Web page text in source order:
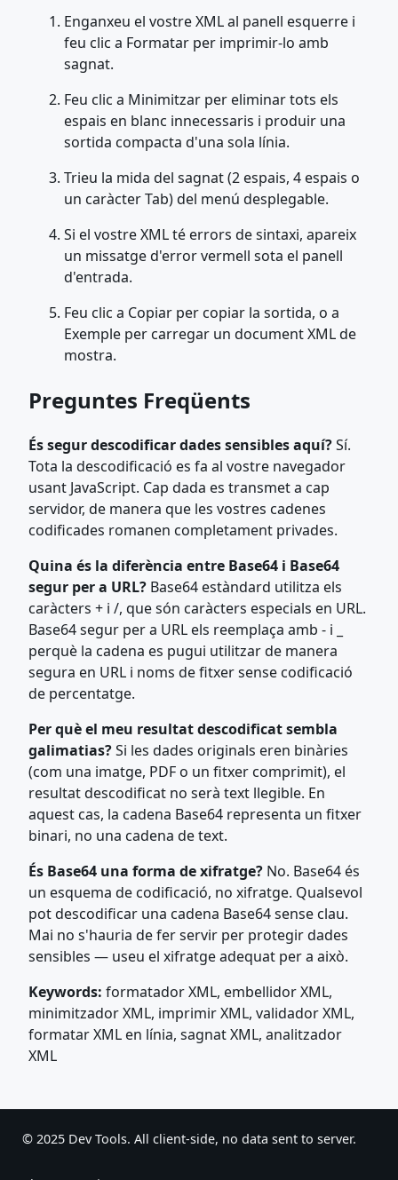
Enganxeu el vostre XML al panell esquerre i
feu clic a Formatar per imprimir-lo amb
sagnat.
Feu clic a Minimitzar per eliminar tots els
espais en blanc innecessaris i produir una
sortida compacta d'una sola línia.
Trieu la mida del sagnat (2 espais, 4 espais o
un caràcter Tab) del menú desplegable.
Si el vostre XML té errors de sintaxi, apareix
un missatge d'error vermell sota el panell
d'entrada.
Feu clic a Copiar per copiar la sortida, o a
Exemple per carregar un document XML de
mostra.
Preguntes Freqüents
És segur descodificar dades sensibles aquí?Sí.
Tota la descodificació es fa al vostre navegador
usant JavaScript. Cap dada es transmet a cap
servidor, de manera que les vostres cadenes
codificades romanen completament privades.
Quina és la diferència entre Base64 i Base64
segur per a URL? Base64 estàndard utilitza els
caràcters + i /, que són caràcters especials en URL.
Base64 segur per a URL els reemplaça amb - i _
perquè la cadena es pugui utilitzar de manera
segura en URL i noms de fitxer sense codificació
de percentatge.
Per què el meu resultat descodificat sembla
galimatias?Si les dades originals eren binàries
(com una imatge, PDF o un fitxer comprimit), el
resultat descodificat no serà text llegible. En
aquest cas, la cadena Base64 representa un fitxer
binari, no una cadena de text.
És Base64 una forma de xifratge? No. Base64 és
un esquema de codificació, no xifratge. Qualsevol
pot descodificar una cadena Base64 sense clau.
Mai no s'hauria de fer servir per protegir dades
sensibles — useu el xifratge adequat per a això.
Keywords: formatador XML, embellidor XML,
minimitzador XML, imprimir XML, validador XML,
formatar XML en línia, sagnat XML, analitzador
XML
© 2025 Dev Tools. All client-side, no data sent to server.